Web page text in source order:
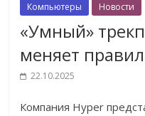
Компьютеры Новости
«Умный»
меняет
22.10.2025
Компания Hyper